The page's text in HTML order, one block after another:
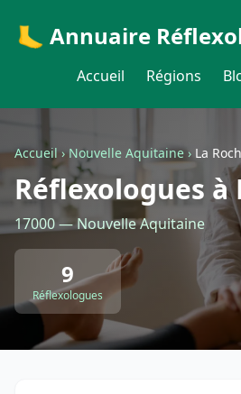
🦶 Annuaire
Accueil Régions
Accueil›Nouvelle Aquitaine› La
Réflexologues à
17000 — Nouvelle Aquitaine
9
Réflexologues